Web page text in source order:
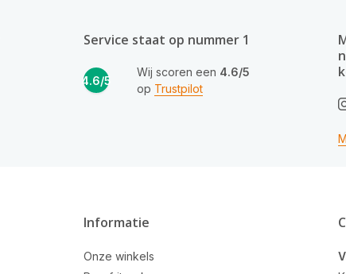
Service staat op nummer 1
4.6/5
Wij scoren een 4.6/5
op Trustpilot
Informatie
Onze winkels